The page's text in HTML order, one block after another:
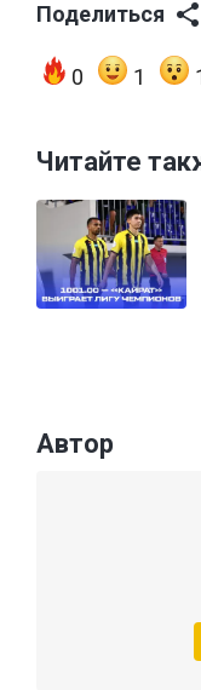
Поделиться
0 1
Читайте
Автор